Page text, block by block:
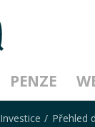
PENZE
Investice Přehled